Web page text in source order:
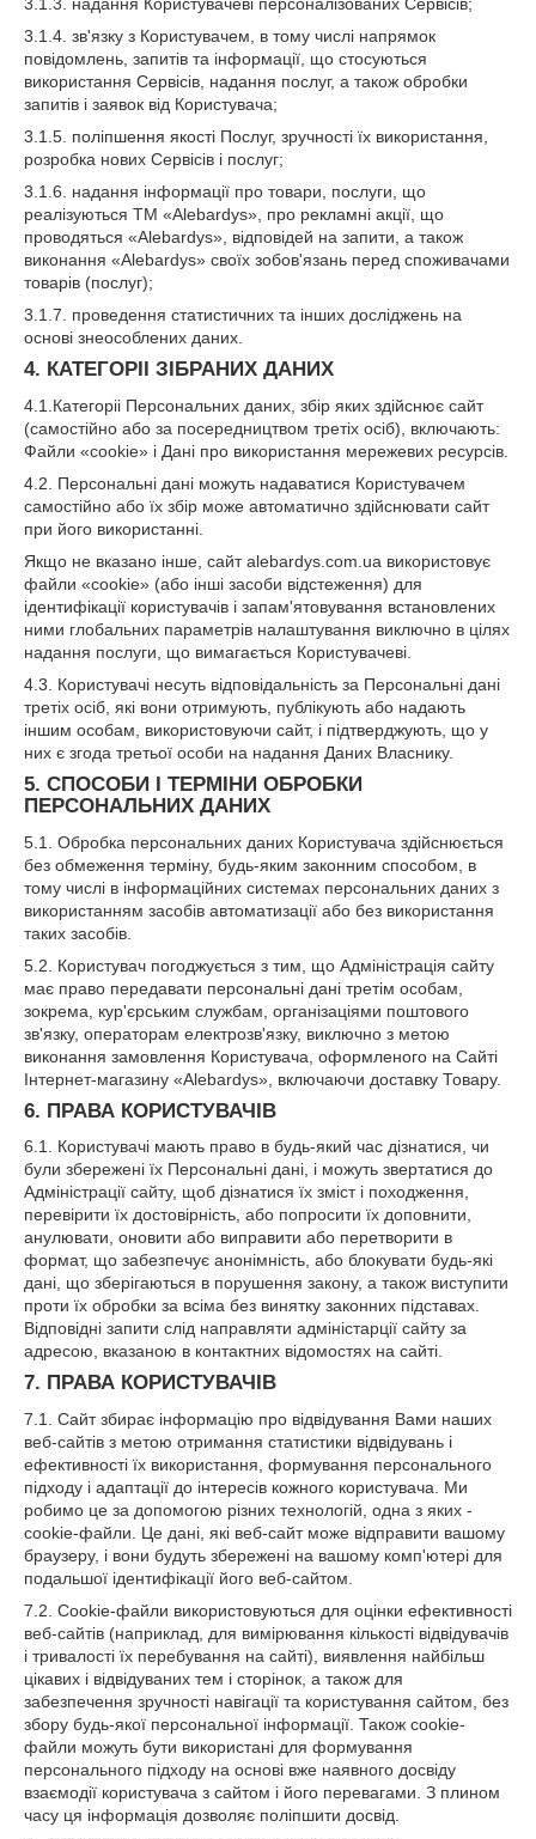
3.1.4. зв'язку з Користувачем, в тому числі напрямок
повідомлень, запитів та інформації, що стосуються
використання Сервісів, надання послуг, а також обробки
запитів і заявок від Користувача;
3.1.5. поліпшення якості Послуг, зручності їх використання,
розробка нових Сервісів і послуг;
3.1.6. надання інформації про товари, послуги, що
реалізуються ТМ «Alebardys», про рекламні акції, що
проводяться «Alebardys», відповідей на запити, а також
виконання «Alebardys» своїх зобов'язань перед споживачами
товарів (послуг);
3.1.7. проведення статистичних та інших досліджень на
основі знеособлених даних.
4. КАТЕГОРІІ ЗІБРАНИХ ДАНИХ
4.1.Категоріі Персональних даних, збір яких здійснює сайт
(самостійно або за посередництвом третіх осіб), включають:
Файли «cookie» і Дані про використання мережевих ресурсів.
4.2. Персональні дані можуть надаватися Користувачем
самостійно або їх збір може автоматично здійснювати сайт
при його використанні.
Якщо не вказано інше, сайт alebardys.com.ua використовує
файли «cookie» (або інші засоби відстеження) для
ідентифікації користувачів і запам'ятовування встановлених
ними глобальних параметрів налаштування виключно в цілях
надання послуги, що вимагається Користувачеві.
4.3. Користувачі несуть відповідальність за Персональні дані
третіх осіб, які вони отримують, публікують або надають
іншим особам, використовуючи сайт, і підтверджують, що у
них є згода третьої особи на надання Даних Власнику.
5. СПОСОБИ І ТЕРМІНИ ОБРОБКИ
ПЕРСОНАЛЬНИХ ДАНИХ
5.1. Обробка персональних даних Користувача здійснюється
без обмеження терміну, будь-яким законним способом, в
тому числі в інформаційних системах персональних даних з
використанням засобів автоматизації або без використання
таких засобів.
5.2. Користувач погоджується з тим, що Адміністрація сайту
має право передавати персональні дані третім особам,
зокрема, кур'єрським службам, організаціями поштового
зв'язку, операторам електрозв'язку, виключно з метою
виконання замовлення Користувача, оформленого на Сайті
Інтернет-магазину «Alebardys», включаючи доставку Товару.
6. ПРАВА КОРИСТУВАЧІВ
6.1. Користувачі мають право в будь-який час дізнатися, чи
були збережені їх Персональні дані, і можуть звертатися до
Адміністрації сайту, щоб дізнатися їх зміст і походження,
перевірити їх достовірність, або попросити їх доповнити,
анулювати, оновити або виправити або перетворити в
формат, що забезпечує анонімність, або блокувати будь-які
дані, що зберігаються в порушення закону, а також виступити
проти їх обробки за всіма без винятку законних підставах.
Відповідні запити слід направляти адміністарції сайту за
адресою, вказаною в контактних відомостях на сайті.
7. ПРАВА КОРИСТУВАЧІВ
7.1. Сайт збирає інформацію про відвідування Вами наших
веб-сайтів з метою отримання статистики відвідувань і
ефективності їх використання, формування персонального
підходу і адаптації до інтересів кожного користувача. Ми
робимо це за допомогою різних технологій, одна з яких -
cookie-файли. Це дані, які веб-сайт може відправити вашому
браузеру, і вони будуть збережені на вашому комп'ютері для
подальшої ідентифікації його веб-сайтом.
7.2. Cookie-файли використовуються для оцінки ефективності
веб-сайтів (наприклад, для вимірювання кількості відвідувачів
і тривалості їх перебування на сайті), виявлення найбільш
цікавих і відвідуваних тем і сторінок, а також для
забезпечення зручності навігації та користування сайтом, без
збору будь-якої персональної інформації. Також cookie-
файли можуть бути використані для формування
персонального підходу на основі вже наявного досвіду
взаємодії користувача з сайтом і його перевагами. З плином
часу ця інформація дозволяє поліпшити досвід.